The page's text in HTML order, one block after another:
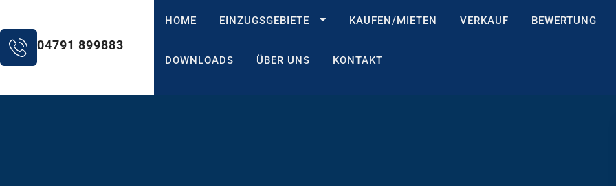
04791 899883
HOME EINZUGSGEBIETE KAUFEN/MIETEN VERKAUF BEWERTUNG
DOWNLOADS ÜBER UNS KONTAKT